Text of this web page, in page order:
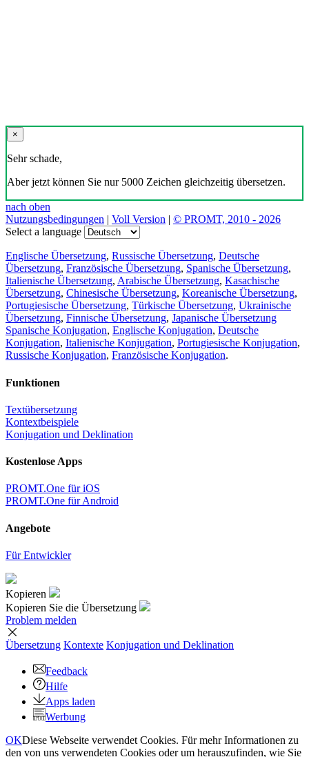
×
Sehr schade,
Aber jetzt können Sie nur 5000 Zeichen gleichzeitig übersetzen.
nach oben
Nutzungsbedingungen | Voll Version | © PROMT, 2010 - 2026
Select a language
Englische Übersetzung, Russische Übersetzung, Deutsche
Übersetzung, Französische Übersetzung, Spanische Übersetzung,
Italienische Übersetzung, Arabische Übersetzung, Kasachische
Übersetzung, Chinesische Übersetzung, Koreanische Übersetzung,
Portugiesische Übersetzung, Türkische Übersetzung, Ukrainische
Übersetzung, Finnische Übersetzung, Japanische Übersetzung
Spanische Konjugation, Englische Konjugation, Deutsche
Konjugation, Italienische Konjugation, Portugiesische Konjugation,
Russische Konjugation, Französische Konjugation.
Funktionen
Textübersetzung
Kontextbeispiele
Konjugation und Deklination
Kostenlose Apps
PROMT.One für iOS
PROMT.One für Android
Angebote
Für Entwickler
Kopieren
Kopieren Sie die Übersetzung
Problem melden
Übersetzung Kontexte Konjugation und Deklination
Feedback
Hilfe
Apps laden
Werbung
OKDiese Webseite verwendet Cookies. Für mehr Informationen zu
den von uns verwendeten Cookies oder um herauszufinden, wie Sie